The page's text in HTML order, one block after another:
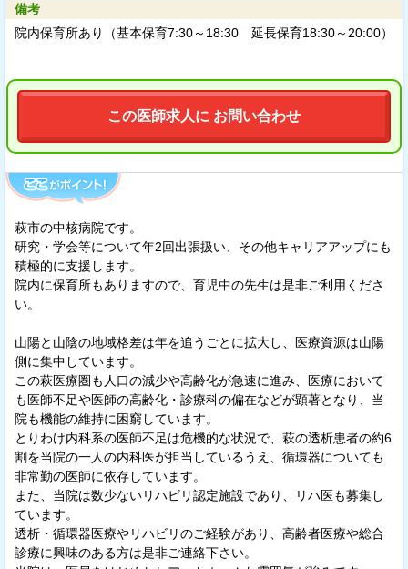
備考
院内保育所あり（基本保育7:30～18:30 延長保育18:30～20:00）
この医師求人に お問い合わせ
萩市の中核病院です。
研究・学会等について年2回出張扱い、その他キャリアアップにも
積極的に支援します。
院内に保育所もありますので、育児中の先生は是非ご利用くださ
い。
山陽と山陰の地域格差は年を追うごとに拡大し、医療資源は山陽
側に集中しています。
この萩医療圏も人口の減少や高齢化が急速に進み、医療において
も医師不足や医師の高齢化・診療科の偏在などが顕著となり、当
院も機能の維持に困窮しています。
とりわけ内科系の医師不足は危機的な状況で、萩の透析患者の約6
割を当院の一人の内科医が担当しているうえ、循環器についても
非常勤の医師に依存しています。
また、当院は数少ないリハビリ認定施設であり、リハ医も募集し
ています。
透析・循環器医療やリハビリのご経験があり、高齢者医療や総合
診療に興味のある方は是非ご連絡下さい。